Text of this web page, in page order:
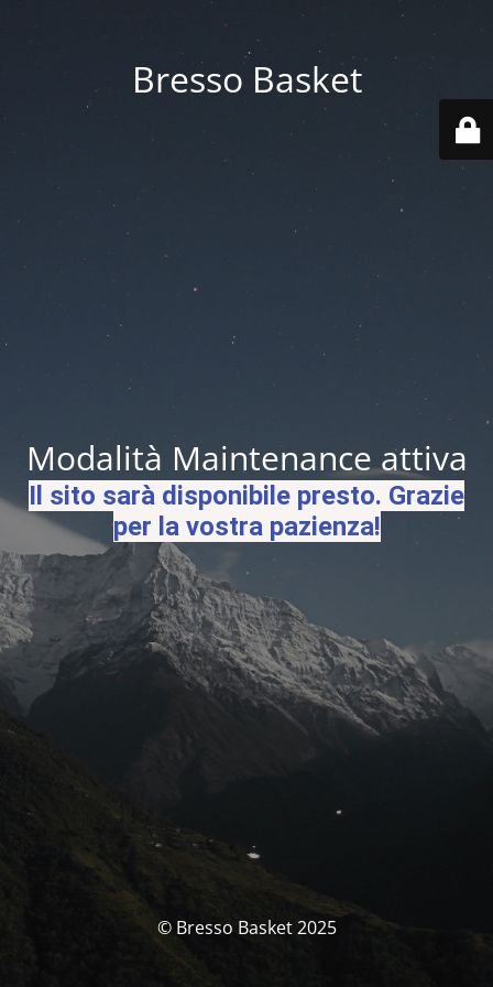
Bresso Basket
Modalità Maintenance attiva
Il sito sarà disponibile presto. Grazie
per la vostra pazienza!
© Bresso Basket 2025